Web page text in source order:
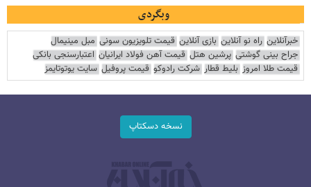
وبگردی
خبرآنلاین راه نو آنلاین بازی آنلاین قیمت تلویزیون سونی مبل مینیمال
جراح بینی گوشتی پرشین هتل قیمت آهن فولاد ایرانیان اعتبارسنجی بانکی
قیمت طلا امروز بلیط قطار شرکت رادوکو قیمت پروفیل سایت یوتوتایمز
نسخه دسکتاپ